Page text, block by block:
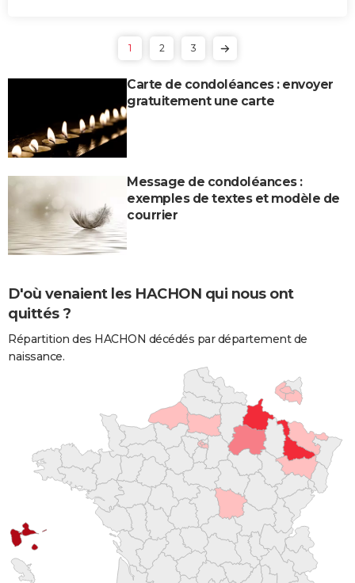
1 2 3
Carte de condoléances : envoyer
gratuitement une carte
Message de condoléances :
exemples de textes et modèle de
courrier
D'où venaient les HACHON qui nous ont
quittés ?
Répartition des HACHON décédés par département de
naissance.